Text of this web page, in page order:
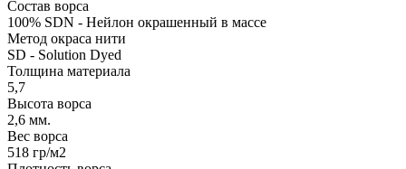
Состав ворса
100% SDN - Нейлон окрашенный в массе
Метод окраса нити
SD - Solution Dyed
Толщина материала
5,7
Высота ворса
2,6 мм.
Вес ворса
518 гр/м2